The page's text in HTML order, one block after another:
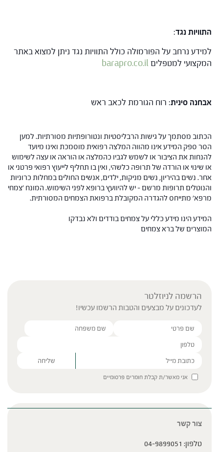
התוויות נגד:
למידע נרחב על הפורמולה כולל התוויות נגד ניתן למצוא באתר
המקצועי למטפליםbarapro.co.il
אבחנה סינית: רוח הגורמת לכאב ראש
הכתוב מסתמך על גישות הרבליסטיות ונטורופתיות מסורתיות. למען
הסר ספק המידע אינו מהווה המלצה רפואית מוסמכת ואינו מיועד
להנחות את הציבור או לשמש לגביו כהמלצה או הוראה או עצה לשימוש
או שינוי או הורדה של תרופה כלשהי, ואין בו תחליף לייעוץ רפואי פרטני או
אחר. נשים בהיריון, נשים מניקות, ילדים, אנשים החולים במחלות כרוניות
והנוטלים תרופות מרשם – יש להיוועץ ברופא לפני השימוש. המונח 'צמחי
מרפא' מתייחס להגדרה המקובלת ברפואת הצמחים המסורתית.
המידע הינו מידע כללי על צמחים בודדים ולא נבדקו
המוצרים של ברא צמחים
הרשמה לניוזלטר
לעדכונים על מבצעים והטבות הרשמו עכשיו!
Please leave this field empty.
אני מאשר/ת קבלת חומרים פרסומיים
צור קשר
טלפון: 04-9899051